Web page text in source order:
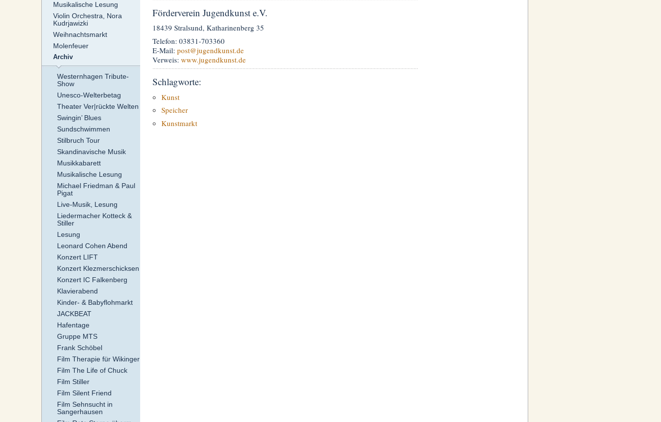
Musikalische Lesung
Violin Orchestra, Nora
Kudrjawizki
Weihnachtsmarkt
Molenfeuer
Archiv
Westernhagen Tribute-
Show
Unesco-Welterbetag
Theater Ver|rückte Welten
Swingin’ Blues
Sundschwimmen
Stilbruch Tour
Skandinavische Musik
Musikkabarett
Musikalische Lesung
Michael Friedman & Paul
Pigat
Live-Musik, Lesung
Liedermacher Kotteck &
Stiller
Lesung
Leonard Cohen Abend
Konzert LIFT
Konzert Klezmerschicksen
Konzert IC Falkenberg
Klavierabend
Kinder- & Babyflohmarkt
JACKBEAT
Hafentage
Gruppe MTS
Frank Schöbel
Film Therapie für Wikinger
Film The Life of Chuck
Film Stiller
Film Silent Friend
Film Sehnsucht in
Sangerhausen
Förderverein Jugendkunst e.V.
18439 Stralsund, Katharinenberg 35
Telefon: 03831-703360
E-Mail: post@jugendkunst.de
Verweis: www.jugendkunst.de
Schlagworte:
Kunst
Speicher
Kunstmarkt